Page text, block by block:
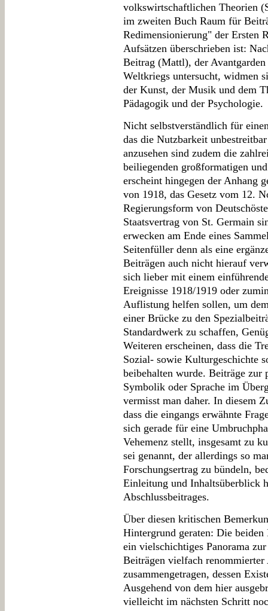
volkswirtschaftlichen Theorien
im zweiten Buch Raum für
Redimensionierung" der Ersten
Aufsätzen überschrieben ist:
Beitrag (Mattl), der
Weltkriegs untersucht, widmen
der Kunst, der Musik und dem
Pädagogik und der Psychologie.
Nicht selbstverständlich für
das die Nutzbarkeit
anzusehen sind zudem die
beiliegenden großformatigen
erscheint hingegen der Anhang
von 1918, das Gesetz vom 12.
Regierungsform von
Staatsvertrag von St. Germain
erwecken am Ende eines
Seitenfüller denn als eine
Beiträgen auch nicht hierauf
sich lieber mit einem
Ereignisse 1918/1919 oder
Auflistung helfen sollen, um
einer Brücke zu den
Standardwerk zu schaffen,
Weiteren erscheinen, dass die
Sozial- sowie Kulturgeschichte
beibehalten wurde. Beiträge
Symbolik oder Sprache im
vermisst man daher. In diesem
dass die eingangs erwähnte
sich gerade für eine
Vehemenz stellt, insgesamt zu
sei genannt, der allerdings so
Forschungsertrag zu bündeln,
Einleitung und Inhaltsüberblick
Abschlussbeitrages.
Über diesen kritischen
Hintergrund geraten: Die
ein vielschichtiges Panorama
Beiträgen vielfach
zusammengetragen, dessen
Ausgehend von dem hier
vielleicht im nächsten Schritt